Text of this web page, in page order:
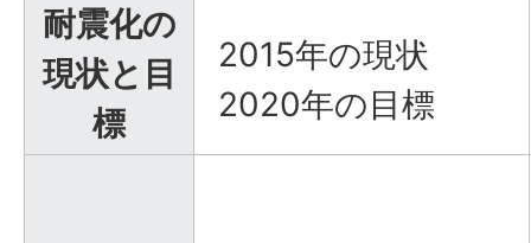
耐震化の
現状と目
標
2015年の現状
2020年の目標